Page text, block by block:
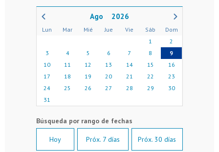
2026
Lun Mar Mié Jue Vie Sáb
Dom
1
2
3
4 5 6 7 8
9
10
11 12 13 14 15
16
17
18 19 20 21 22
23
24
25 26 27 28 29
30
31
Hoy Próx. 7 días Próx. 30 días